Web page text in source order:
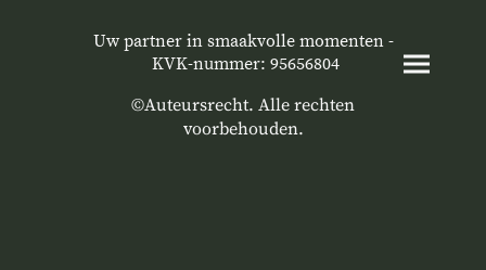
Uw partner in smaakvolle momenten -
KVK-nummer: 95656804
©Auteursrecht. Alle rechten
voorbehouden.